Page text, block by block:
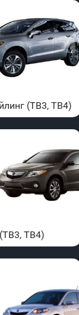
(TB3, TB4)
TB4)